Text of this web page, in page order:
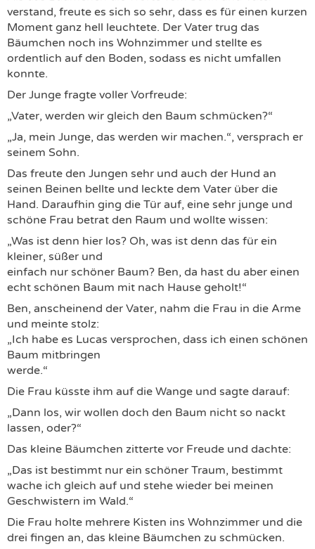
verstand, freute es sich so sehr, dass es für einen kurzen
Moment ganz hell leuchtete. Der Vater trug das
Bäumchen noch ins Wohnzimmer und stellte es
ordentlich auf den Boden, sodass es nicht umfallen
konnte.
Der Junge fragte voller Vorfreude:
„Vater, werden wir gleich den Baum schmücken?“
„Ja, mein Junge, das werden wir machen.“, versprach er
seinem Sohn.
Das freute den Jungen sehr und auch der Hund an
seinen Beinen bellte und leckte dem Vater über die
Hand. Daraufhin ging die Tür auf, eine sehr junge und
schöne Frau betrat den Raum und wollte wissen:
„Was ist denn hier los? Oh, was ist denn das für ein
kleiner, süßer und
einfach nur schöner Baum? Ben, da hast du aber einen
echt schönen Baum mit nach Hause geholt!“
Ben, anscheinend der Vater, nahm die Frau in die Arme
und meinte stolz:
„Ich habe es Lucas versprochen, dass ich einen schönen
Baum mitbringen
werde.“
Die Frau küsste ihm auf die Wange und sagte darauf:
„Dann los, wir wollen doch den Baum nicht so nackt
lassen, oder?“
Das kleine Bäumchen zitterte vor Freude und dachte:
„Das ist bestimmt nur ein schöner Traum, bestimmt
wache ich gleich auf und stehe wieder bei meinen
Geschwistern im Wald.“
Die Frau holte mehrere Kisten ins Wohnzimmer und die
drei fingen an, das kleine Bäumchen zu schmücken.